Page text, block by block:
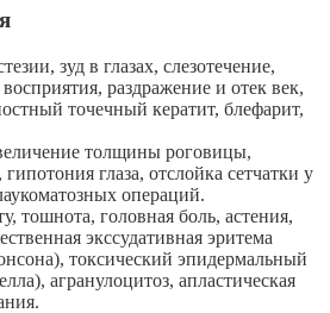
зуд в глазах, слезотечение,
восприятия, раздражение и отек век,
точечный кератит, блефарит,
толщины роговицы,
глаза, отслойка сетчатки у
операций.
тошнота, головная боль, астения,
экссудативная эритема
токсический эпидермальный
агранулоцитоз, апластическая